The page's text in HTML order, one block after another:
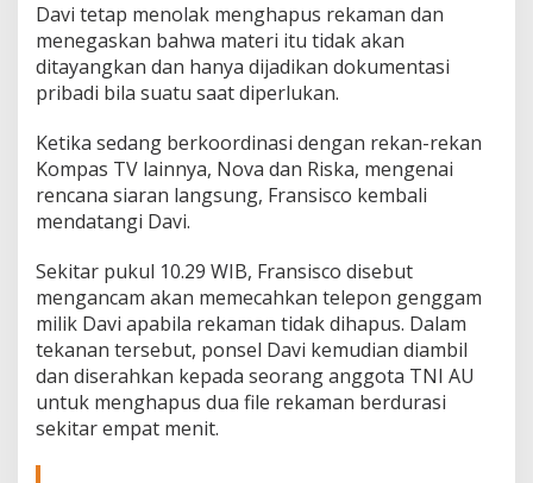
Davi tetap menolak menghapus rekaman dan
menegaskan bahwa materi itu tidak akan
ditayangkan dan hanya dijadikan dokumentasi
pribadi bila suatu saat diperlukan.
Ketika sedang berkoordinasi dengan rekan-rekan
Kompas TV lainnya, Nova dan Riska, mengenai
rencana siaran langsung, Fransisco kembali
mendatangi Davi.
Sekitar pukul 10.29 WIB, Fransisco disebut
mengancam akan memecahkan telepon genggam
milik Davi apabila rekaman tidak dihapus. Dalam
tekanan tersebut, ponsel Davi kemudian diambil
dan diserahkan kepada seorang anggota TNI AU
untuk menghapus dua file rekaman berdurasi
sekitar empat menit.